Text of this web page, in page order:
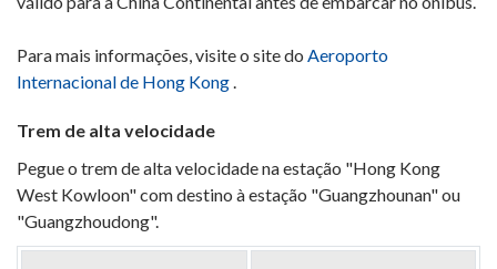
Para mais informações, visite o site do Aeroporto
Internacional de Hong Kong.
Trem de alta velocidade
Pegue o trem de alta velocidade na estação "Hong Kong
West Kowloon" com destino à estação "Guangzhounan" ou
"Guangzhoudong".